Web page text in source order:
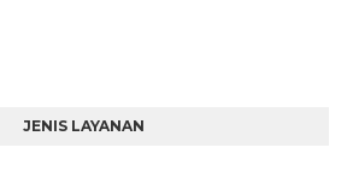
JENIS LAYANAN